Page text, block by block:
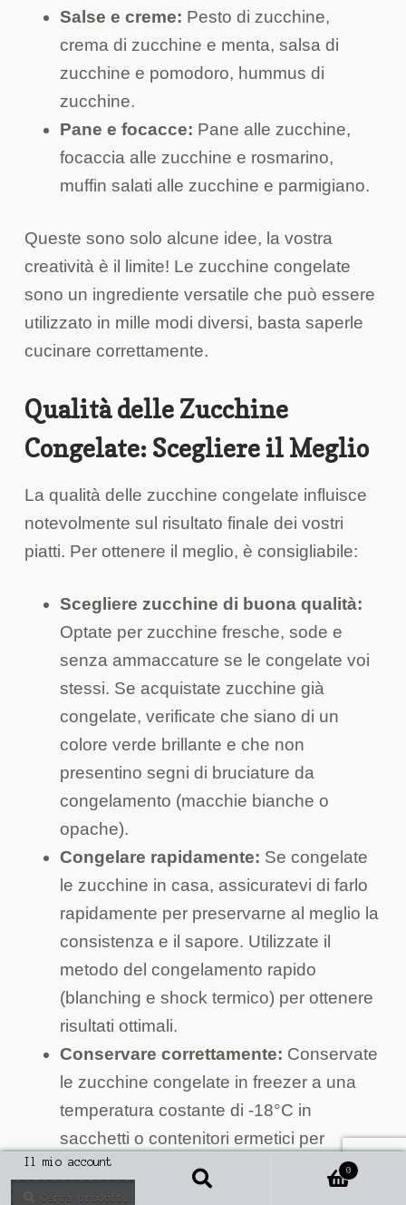
Salse e creme: Pesto di zucchine,
crema di zucchine e menta, salsa di
zucchine e pomodoro, hummus di
zucchine.
Pane e focacce: Pane alle zucchine,
focaccia alle zucchine e rosmarino,
muffin salati alle zucchine e parmigiano.
Queste sono solo alcune idee, la vostra
creatività è il limite! Le zucchine congelate
sono un ingrediente versatile che può essere
utilizzato in mille modi diversi, basta saperle
cucinare correttamente.
Qualità delle Zucchine
Congelate: Scegliere il Meglio
La qualità delle zucchine congelate influisce
notevolmente sul risultato finale dei vostri
piatti. Per ottenere il meglio, è consigliabile:
Scegliere zucchine di buona qualità:
Optate per zucchine fresche, sode e
senza ammaccature se le congelate voi
stessi. Se acquistate zucchine già
congelate, verificate che siano di un
colore verde brillante e che non
presentino segni di bruciature da
congelamento (macchie bianche o
opache).
Congelare rapidamente: Se congelate
le zucchine in casa, assicuratevi di farlo
rapidamente per preservarne al meglio la
consistenza e il sapore. Utilizzate il
metodo del congelamento rapido
(blanching e shock termico) per ottenere
risultati ottimali.
Conservare correttamente: Conservate
le zucchine congelate in freezer a una
temperatura costante di -18°C in
sacchetti o contenitori ermetici per
alimenti, eliminando quanta più aria
possibile per prevenire bruciature da
Il mio account
0